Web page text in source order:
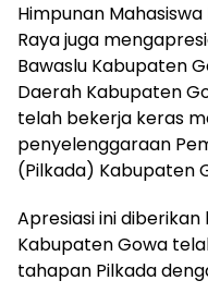
Himpunan
Raya juga
Bawaslu Kabupaten
Daerah Kabupaten
telah bekerja keras
penyelenggaraan
(Pilkada) Kabupaten
Apresiasi ini
Kabupaten Gowa
tahapan Pilkada